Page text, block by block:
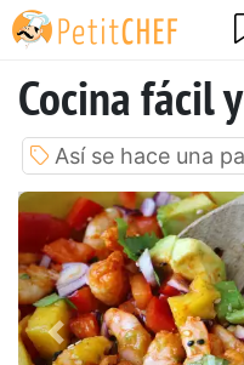
Cocina fácil
Así se hace una
Previous